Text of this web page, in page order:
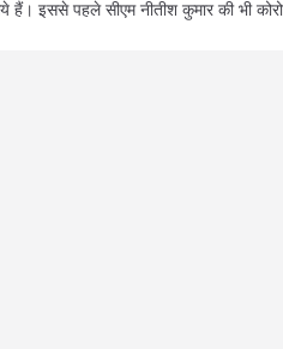
हैं। इससे पहले सीएम नीतीश कुमार की भी